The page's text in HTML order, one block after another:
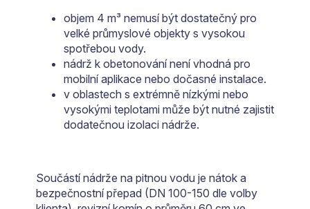
objem 4 m³ nemusí být dostatečný pro
velké průmyslové objekty s vysokou
spotřebou vody.
nádrž k obetonování není vhodná pro
mobilní aplikace nebo dočasné instalace.
v oblastech s extrémně nízkými nebo
vysokými teplotami může být nutné zajistit
dodatečnou izolaci nádrže.
Součástí nádrže na pitnou vodu je nátok a
bezpečnostní přepad (DN 100-150 dle volby